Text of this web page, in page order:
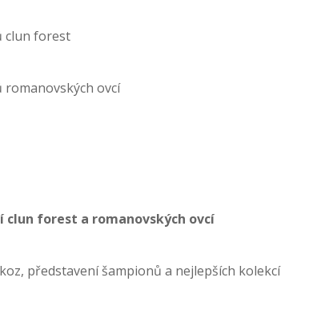
clun forest
romanovských ovcí
clun forest a romanovských ovcí
představení šampionů a nejlepších kolekcí